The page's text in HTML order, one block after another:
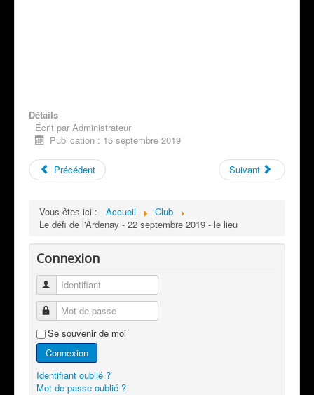
Détails
Écrit par Administrateur
Publication : 15 septembre 2019
Précédent Suivant
Vous êtes ici : Accueil
Club
Le défi de l'Ardenay - 22 septembre 2019 - le lieu
Connexion
Identifiant
Mot de passe
Se souvenir de moi
Connexion
Identifiant oublié ?
Mot de passe oublié ?